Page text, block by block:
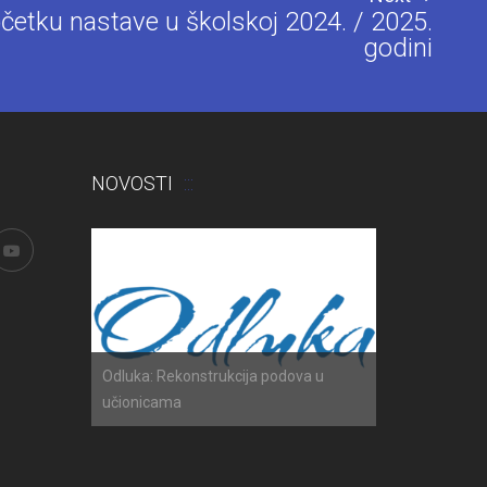
nastave u školskoj 2024. / 2025.
godini
NOVOSTI
Odluka: Rekonstrukcija podova u
učionicama